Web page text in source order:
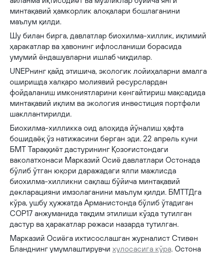
минтақавий ҳамкорлик алоқалари бошлаганини
маълум қилди.
Шу билан бирга, давлатлар биохилма-хиллик, иқлимий
ҳаракатлар ва ҳавонинг ифлосланиши борасида
умумий ёндашувларни ишлаб чиқдилар.
UNEPнинг қайд этишича, экологик лойиҳаларни амалга
оширишда халқаро молиявий ресурслардан
фойдаланиш имкониятларини кенгайтириш мақсадида
минтақавий иқлим ва экология инвестиция портфели
шакллантирилди.
Биохилма-хилликка оид алоҳида йўналиш ҳафта
бошидаёқ ўз натижасини берган эди. 22 апрель куни
БМТ Тараққиёт дастурининг Қозоғистондаги
ваколатхонаси Марказий Осиё давлатлари Остонада
бўлиб ўтган юқори даражадаги ялпи мажлисда
биохилма-хилликни сақлаш бўйича минтақавий
декларацияни имзолаганини маълум қилди. БМТТДга
кўра, ушбу ҳужжатда Арманистонда бўлиб ўтадиган
COP17 анжуманида тақдим этилиши кўзда тутилган
дастур ва ҳаракатлар режаси назарда тутилган.
Марказий Осиёга ихтисослашган журналист Стивен
Бланднинг умумлаштирувчи хулосасига кўра, Остона